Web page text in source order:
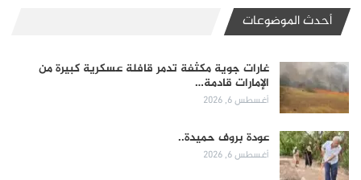
أحدث الموضوعات
غارات جوية مكثفة تدمر قافلة عسكرية كبيرة من
الإمارات قادمة…
أغسطس 6, 2026
عودة بروف حميدة..
أغسطس 6, 2026